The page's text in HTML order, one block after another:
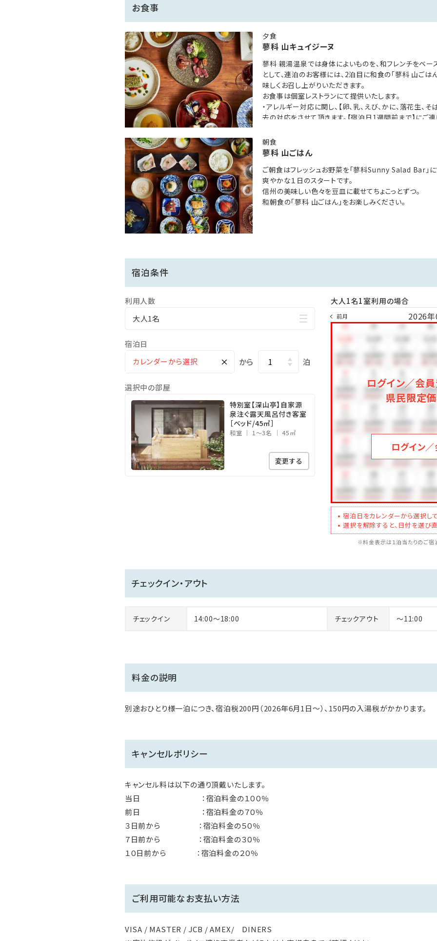
※2026年4月1日より連泊のお客様の無料ランチサービスは公式サイト限定特典とさせていただ
望の場合は、前日までのお申し出により2750円（税込）にてご利用いただけます。
【お食事】
お食事は個室レストランでのプライベートなお食事（床暖房）
・ご夕食は、蓼科というリゾートを感じさせる創作料理 蓼科 山キュイジーヌ
・ご朝食は、信州らしさを大切にした和食 蓼科 山ごはん
※お食事時間は、ご到着順に以下のお時間からご案内しております。
ご希望のお時間に添えない場合もございますので、予めご了承ください。
※2泊以上でご利用の場合、前日と異なるお料理をご用意いたします。
※お食事のアレルギー対応もしております。ご予約後お申し出下さいませ。
【温泉】
自家源泉の親湯温泉は、弱酸性のさらりとした泉質。
美人の湯としても誉れ高く、お肌のつるつる感を楽しんで頂けます。
足元が柔らかく、そして滑りにくい畳のお風呂です。
渓谷を一望する見晴らしの良い露天風呂。
・貸切露天風呂（30分無料）
※ご宿泊当日チェックインの際ご予約を承っております。
・女性専用プラネタリウム岩盤浴
2023年4月新設。浴室内に蓼科の星空を再現したプラネタリウムを完備。
頭上に投影された満天の星を眺めながら愉しむ親湯温泉ならではの岩盤浴です。
【館内】
お食事
夕食
蓼科 山キュイジーヌ
蓼科 親湯温泉では身体によいものを、和フレンチをベー
として、連泊のお客様には、2泊目に和食の「蓼科 山ごは
味しくお召し上がりいただきます。
お食事は個室レストランにて提供いたします。
・アレルギー対応に関し、【卵、乳、えび、かに、落花生、
去の対応をさせて頂きます。【宿泊日1週間前まで】にご連
また、以下の場合は対応できかねますので予めご了承く
れない場合・調味料に成分が含まれる場合・ご宿泊日当
合）
朝食
蓼科 山ごはん
ご朝食はフレッシュお野菜を「蓼科Sunny Salad Bar」に
爽やかな１日のスタートです。
信州の美味しい色々を豆皿に載せてちょこっとずつ。
和朝食の「蓼科 山ごはん」をお楽しみください。
宿泊条件
利用人数
大人1名
宿泊日
× から 泊
選択中の部屋
特別室【深山亭】自家源
泉注ぐ露天風呂付き客室
［ベッド/45㎡］
和室 1～3名 45㎡
変更する
大人1名1室利用の場合
前月 2026
ログイン／会員
県民限定
ログイン
宿泊日をカレンダーから選択し
選択を解除すると、日付を選び直
※料金表示は１泊当たりのご宿
チェックイン・アウト
チェックイン 14:00～18:00 チェックアウト ～11:00
料金の説明
別途おひとり様一泊につき、宿泊税200円（2026年6月1日〜）、150円の入湯税がかかります。
キャンセルポリシー
キャンセル料は以下の通り頂戴いたします。
当日 ：宿泊料金の１００％
前日 ：宿泊料金の７０％
３日前から ：宿泊料金の５０％
７日前から ：宿泊料金の３０％
１０日前から ：宿泊料金の２０％
ご利用可能なお支払い方法
VISA / MASTER / JCB / AMEX/ DINERS